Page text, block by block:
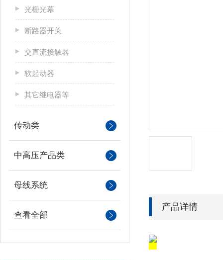
光栅光幕
断路器开关
交直流接触器
软起动器
其它继电器等
传动类
中高压产品类
母线系统
查看全部
产品详情